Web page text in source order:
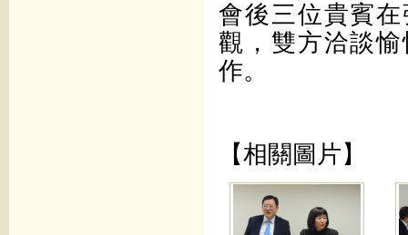
會後三位貴賓
觀，雙方洽談
作。
【相關圖片】